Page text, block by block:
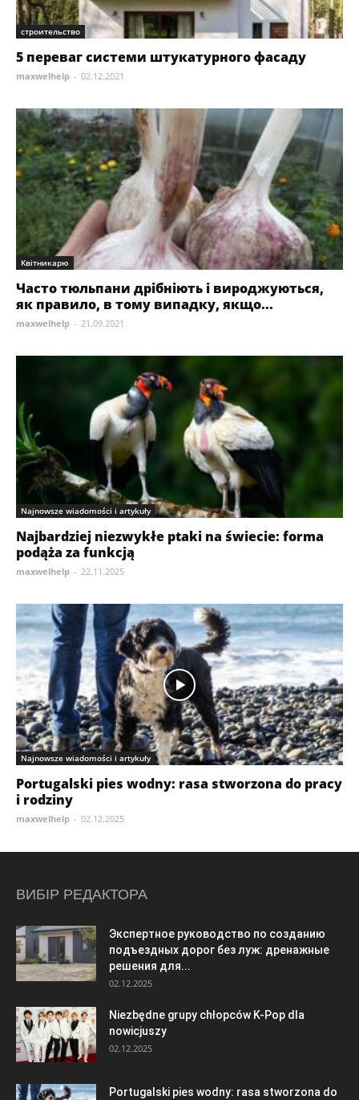
строительство
5 переваг системи штукатурного фасаду
maxwelhelp - 02.12.2021
Квітникарю
Часто тюльпани дрібніють і вироджуються,
як правило, в тому випадку, якщо...
maxwelhelp - 21.09.2021
Najnowsze wiadomości i artykuły
Najbardziej niezwykłe ptaki na świecie: forma
podąża za funkcją
maxwelhelp - 22.11.2025
Najnowsze wiadomości i artykuły
Portugalski pies wodny: rasa stworzona do pracy
i rodziny
maxwelhelp - 02.12.2025
ВИБІР РЕДАКТОРА
Экспертное руководство по созданию
подъездных дорог без луж: дренажные
решения для...
02.12.2025
Niezbędne grupy chłopców K-Pop dla
nowicjuszy
02.12.2025
Portugalski pies wodny: rasa stworzona do